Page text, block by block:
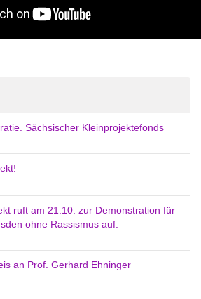
Sächsischer Kleinprojektefonds
ruft am 21.10. zur Demonstration für
ohne Rassismus auf.
an Prof. Gerhard Ehninger